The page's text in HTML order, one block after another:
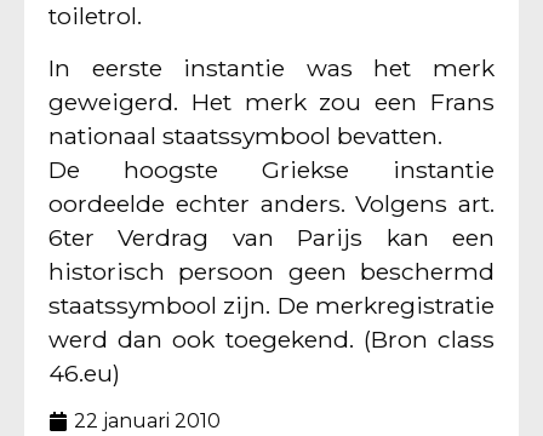
toiletrol.
In eerste instantie was het merk
geweigerd. Het merk zou een Frans
nationaal staatssymbool bevatten.
De hoogste Griekse instantie
oordeelde echter anders. Volgens art.
6ter Verdrag van Parijs kan een
historisch persoon geen beschermd
staatssymbool zijn. De merkregistratie
werd dan ook toegekend. (Bron class
46.eu)
22 januari 2010